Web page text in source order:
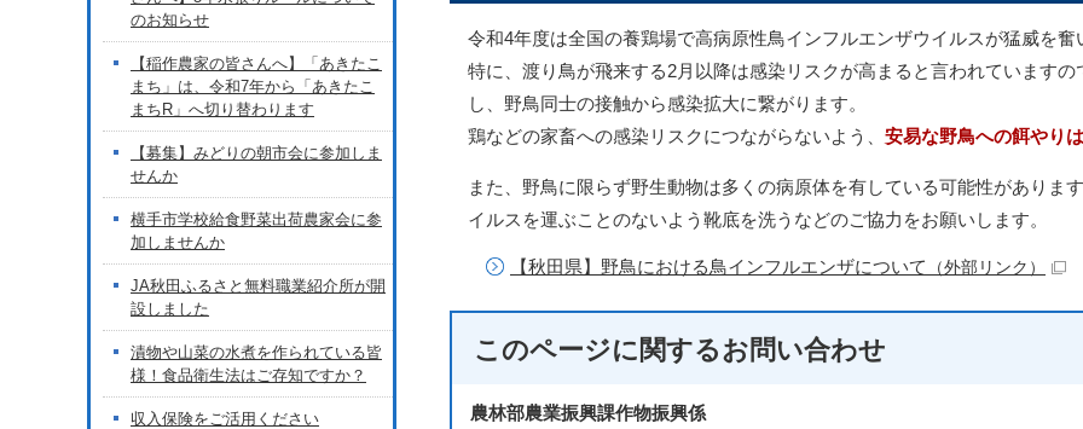
令和4年度は全国の養鶏場で高病原性鳥インフルエンザウイルスが猛威を
特に、渡り鳥が飛来する2月以降は感染リスクが高まると言われています
し、野鳥同士の接触から感染拡大に繋がります。
鶏などの家畜への感染リスクにつながらないよう、 安易な野鳥への餌やり
また、野鳥に限らず野生動物は多くの病原体を有している可能性がありま
イルスを運ぶことのないよう靴底を洗うなどのご協力をお願いします。
【秋田県】野鳥における鳥インフルエンザについて （外部リンク）
このページに関するお問い合わせ
農林部農業振興課作物振興係
のお知らせ
【稲作農家の皆さんへ】「あきたこ
まち」は、令和7年から「あきたこ
まちR」へ切り替わります
【募集】みどりの朝市会に参加しま
せんか
横手市学校給食野菜出荷農家会に参
加しませんか
JA秋田ふるさと無料職業紹介所が開
設しました
漬物や山菜の水煮を作られている皆
様！食品衛生法はご存知ですか？
収入保険をご活用ください